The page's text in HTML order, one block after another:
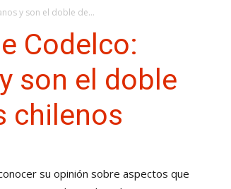
Trabajadores
Collahuasi
y son el doble de...
Codelco:
son el doble
chilenos
su opinión sobre aspectos que